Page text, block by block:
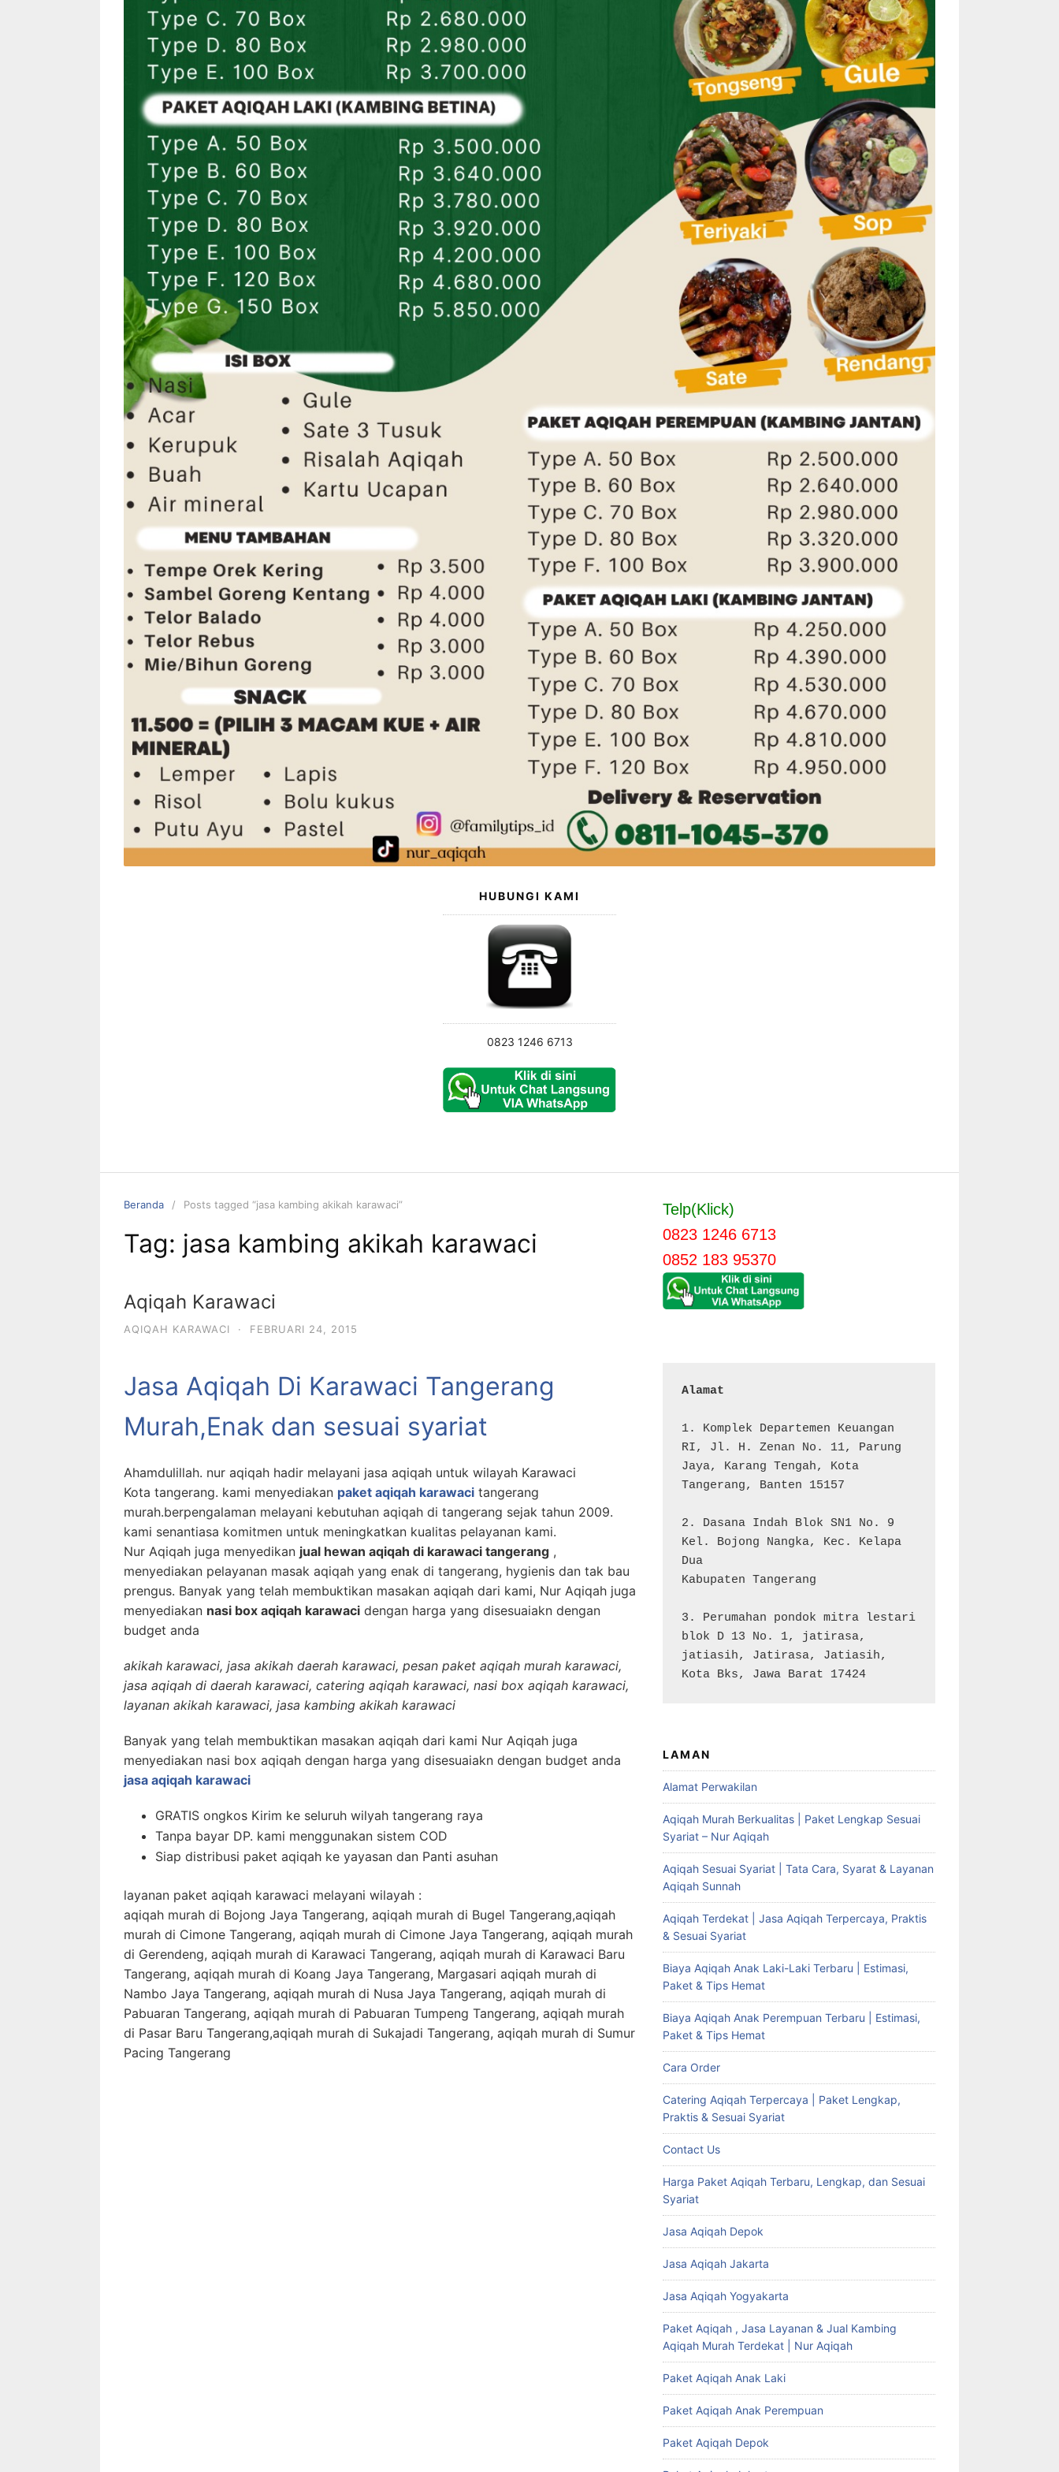
HUBUNGI KAMI
0823 1246 6713
Beranda Posts tagged “jasa kambing akikah karawaci”
Tag: jasa kambing akikah karawaci
Aqiqah Karawaci
AQIQAH KARAWACI · FEBRUARI 24, 2015
Jasa Aqiqah Di Karawaci Tangerang
Murah,Enak dan sesuai syariat
Ahamdulillah. nur aqiqah hadir melayani jasa aqiqah untuk wilayah Karawaci
Kota tangerang. kami menyediakan paket aqiqah karawaci tangerang
murah.berpengalaman melayani kebutuhan aqiqah di tangerang sejak tahun 2009.
kami senantiasa komitmen untuk meningkatkan kualitas pelayanan kami.
Nur Aqiqah juga menyedikan jual hewan aqiqah di karawaci tangerang ,
menyediakan pelayanan masak aqiqah yang enak di tangerang, hygienis dan tak bau
prengus. Banyak yang telah membuktikan masakan aqiqah dari kami, Nur Aqiqah juga
menyediakan nasi box aqiqah karawaci dengan harga yang disesuaiakn dengan
budget anda
akikah karawaci, jasa akikah daerah karawaci, pesan paket aqiqah murah karawaci,
jasa aqiqah di daerah karawaci, catering aqiqah karawaci, nasi box aqiqah karawaci,
layanan akikah karawaci, jasa kambing akikah karawaci
Banyak yang telah membuktikan masakan aqiqah dari kami Nur Aqiqah juga
menyediakan nasi box aqiqah dengan harga yang disesuaiakn dengan budget anda
jasa aqiqah karawaci
GRATIS ongkos Kirim ke seluruh wilyah tangerang raya
Tanpa bayar DP. kami menggunakan sistem COD
Siap distribusi paket aqiqah ke yayasan dan Panti asuhan
layanan paket aqiqah karawaci melayani wilayah :
aqiqah murah di Bojong Jaya Tangerang, aqiqah murah di Bugel Tangerang,aqiqah
murah di Cimone Tangerang, aqiqah murah di Cimone Jaya Tangerang, aqiqah murah
di Gerendeng, aqiqah murah di Karawaci Tangerang, aqiqah murah di Karawaci Baru
Tangerang, aqiqah murah di Koang Jaya Tangerang, Margasari aqiqah murah di
Nambo Jaya Tangerang, aqiqah murah di Nusa Jaya Tangerang, aqiqah murah di
Pabuaran Tangerang, aqiqah murah di Pabuaran Tumpeng Tangerang, aqiqah murah
di Pasar Baru Tangerang,aqiqah murah di Sukajadi Tangerang, aqiqah murah di Sumur
Pacing Tangerang
Telp(Klick)
0823 1246 6713
0852 183 95370
Alamat
1. Komplek Departemen Keuangan
RI, Jl. H. Zenan No. 11, Parung
Jaya, Karang Tengah, Kota
Tangerang, Banten 15157
2. Dasana Indah Blok SN1 No. 9
Kel. Bojong Nangka, Kec. Kelapa
Dua
Kabupaten Tangerang
3. Perumahan pondok mitra lestari
blok D 13 No. 1, jatirasa,
jatiasih, Jatirasa, Jatiasih,
Kota Bks, Jawa Barat 17424
LAMAN
Alamat Perwakilan
Aqiqah Murah Berkualitas | Paket Lengkap Sesuai
Syariat – Nur Aqiqah
Aqiqah Sesuai Syariat | Tata Cara, Syarat & Layanan
Aqiqah Sunnah
Aqiqah Terdekat | Jasa Aqiqah Terpercaya, Praktis
& Sesuai Syariat
Biaya Aqiqah Anak Laki-Laki Terbaru | Estimasi,
Paket & Tips Hemat
Biaya Aqiqah Anak Perempuan Terbaru | Estimasi,
Paket & Tips Hemat
Cara Order
Catering Aqiqah Terpercaya | Paket Lengkap,
Praktis & Sesuai Syariat
Contact Us
Harga Paket Aqiqah Terbaru, Lengkap, dan Sesuai
Syariat
Jasa Aqiqah Depok
Jasa Aqiqah Jakarta
Jasa Aqiqah Yogyakarta
Paket Aqiqah , Jasa Layanan & Jual Kambing
Aqiqah Murah Terdekat | Nur Aqiqah
Paket Aqiqah Anak Laki
Paket Aqiqah Anak Perempuan
Paket Aqiqah Depok